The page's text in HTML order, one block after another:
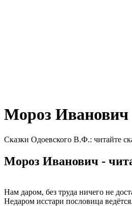
Мороз Иванович
Сказки Одоевского В.Ф.: читайте
Мороз Иванович -
Нам даром, без труда ничего не
Недаром исстари пословица ведётся.